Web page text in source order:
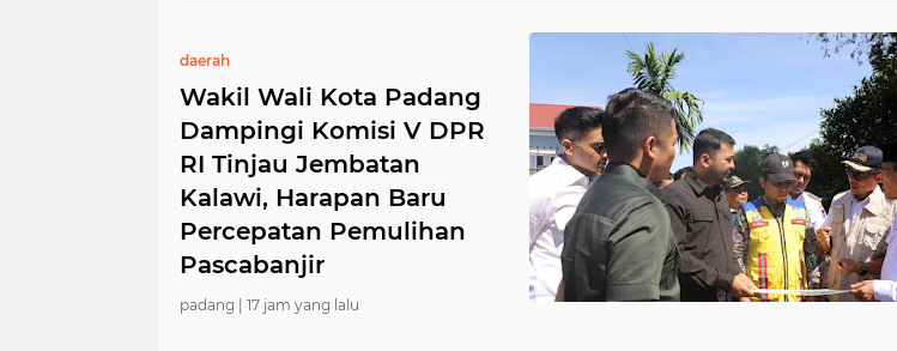
daerah
Wakil Wali Kota Padang
Dampingi Komisi V DPR
RI Tinjau Jembatan
Kalawi, Harapan Baru
Percepatan Pemulihan
Pascabanjir
padang | 17 jam yang lalu